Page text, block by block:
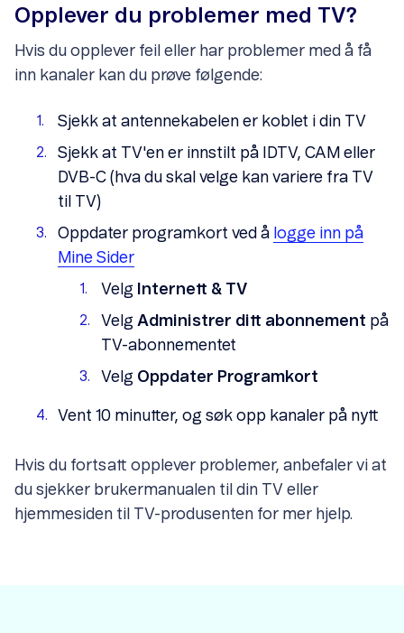
Opplever du problemer med TV?
Hvis du opplever feil eller har problemer med å få
inn kanaler kan du prøve følgende:
Sjekk at antennekabelen er koblet i din TV
Sjekk at TV'en er innstilt på IDTV, CAM eller
DVB-C (hva du skal velge kan variere fra TV
til TV)
Oppdater programkort ved å logge inn på
Mine Sider
Velg Internett & TV
Velg Administrer ditt abonnement på
TV-abonnementet
Velg Oppdater Programkort
Vent 10 minutter, og søk opp kanaler på nytt
Hvis du fortsatt opplever problemer, anbefaler vi at
du sjekker brukermanualen til din TV eller
hjemmesiden til TV-produsenten for mer hjelp.